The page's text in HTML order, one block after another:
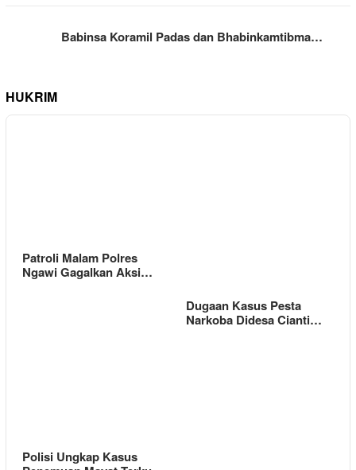
Babinsa Koramil Padas dan Bhabinkamtibma…
HUKRIM
Patroli Malam Polres
Ngawi Gagalkan Aksi…
Dugaan Kasus Pesta
Narkoba Didesa Cianti…
Polisi Ungkap Kasus